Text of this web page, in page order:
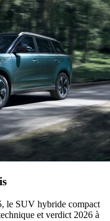
le SUV hybride compact
et verdict 2026 à